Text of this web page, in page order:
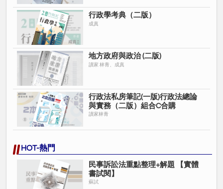
行政學考典（二版）
成真
地方政府與政治 (二版)
讀家 林青、成真
行政法私房筆記(一版)行政法總論
與實務（二版）組合C合購
讀家林青
HOT-熱門
民事訴訟法重點整理+解題 【實體
書試閱】
蘇試